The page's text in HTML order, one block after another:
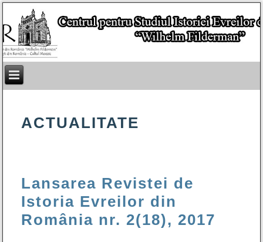
ACTUALITATE
Lansarea Revistei de
Istoria Evreilor din
România nr. 2(18), 2017